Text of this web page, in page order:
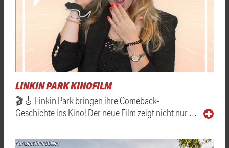
LINKIN PARK KINOFILM
🎬🎸 Linkin Park bringen ihre Comeback-
Geschichte ins Kino! Der neue Film zeigt nicht nur …
Konzept Immobilien